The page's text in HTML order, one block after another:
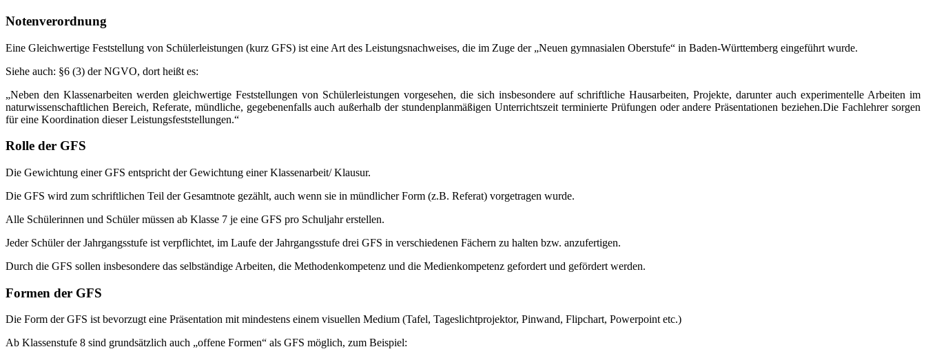
Notenverordnung
Eine Gleichwertige Feststellung von Schülerleistungen (kurz GFS) ist eine Art des Leistungsnachweises, die im Zuge der „Neuen gymnasialen Oberstufe“ in Baden-Württemberg eingeführt wurde.
Siehe auch: §6 (3) der NGVO, dort heißt es:
„Neben den Klassenarbeiten werden gleichwertige Feststellungen von Schülerleistungen vorgesehen, die sich insbesondere auf schriftliche Hausarbeiten, Projekte, darunter auch experimentelle Arbeiten im
naturwissenschaftlichen Bereich, Referate, mündliche, gegebenenfalls auch außerhalb der stundenplanmäßigen Unterrichtszeit terminierte Prüfungen oder andere Präsentationen beziehen.Die Fachlehrer sorgen
für eine Koordination dieser Leistungsfeststellungen.“
Rolle der GFS
Die Gewichtung einer GFS entspricht der Gewichtung einer Klassenarbeit/ Klausur.
Die GFS wird zum schriftlichen Teil der Gesamtnote gezählt, auch wenn sie in mündlicher Form (z.B. Referat) vorgetragen wurde.
Alle Schülerinnen und Schüler müssen ab Klasse 7 je eine GFS pro Schuljahr erstellen.
Jeder Schüler der Jahrgangsstufe ist verpflichtet, im Laufe der Jahrgangsstufe drei GFS in verschiedenen Fächern zu halten bzw. anzufertigen.
Durch die GFS sollen insbesondere das selbständige Arbeiten, die Methodenkompetenz und die Medienkompetenz gefordert und gefördert werden.
Formen der GFS
Die Form der GFS ist bevorzugt eine Präsentation mit mindestens einem visuellen Medium (Tafel, Tageslichtprojektor, Pinwand, Flipchart, Powerpoint etc.)
Ab Klassenstufe 8 sind grundsätzlich auch „offene Formen“ als GFS möglich, zum Beispiel: